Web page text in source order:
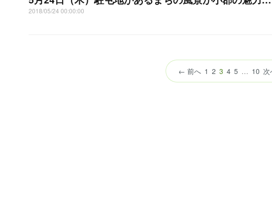
2018/05/24 00:00:00
← 前へ 1 2 3（こ
の
4 5 … 10